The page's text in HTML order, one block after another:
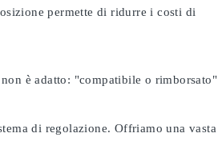
permette di ridurre i costi di
è adatto: "compatibile o rimborsato"
di regolazione. Offriamo una vasta